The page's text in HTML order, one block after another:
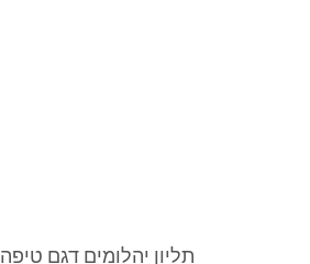
תליון יהלומים דגם טיפה TI235B